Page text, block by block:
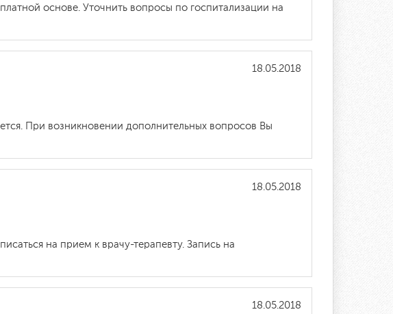
основе. Уточнить вопросы по госпитализации на
18.05.2018
При возникновении дополнительных вопросов Вы
18.05.2018
на прием к врачу-терапевту. Запись на
18.05.2018